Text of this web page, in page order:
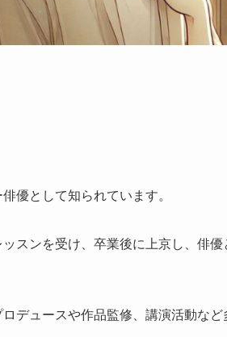
優として知られています。
スンを受け、卒業後に上京し、俳
デュースや作品監修、講演活動など